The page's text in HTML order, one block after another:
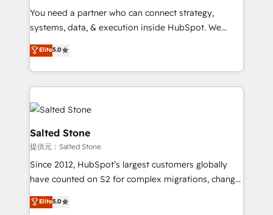
measurable impact.
You need a partner who can connect strategy,
systems, data, & execution inside HubSpot. We
bridge the gap where most agencies fall short by
combining GTM strategy with technical execution to
solve the right problem with the right solution. As the
only firm in the world to hold Elite Partner
Accreditations with both HubSpot and Clay, our
clients gain a unique advantage in CRM architecture,
pipeline generation, data intelligence, and go-to-
market execution. Why B2B Businesses Choose RP: -
Secure: Soc2 compliant 🛡️ - Pricing: Implementations
starting at $1,5k 💵 - Speed: Launch in 14 days ⚡ -
Scale: Fastest tiering Elite HubSpot Partner 🪴 -
Elite5.0
Salted Stone
提供元：Salted Stone
Since 2012, HubSpot’s largest customers globally
have counted on S2 for complex migrations, change
management, systems integration, and creative
solutions that deliver measurable impact and
Elite5.0